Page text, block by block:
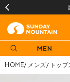
MEN
HOME メンズ トップ